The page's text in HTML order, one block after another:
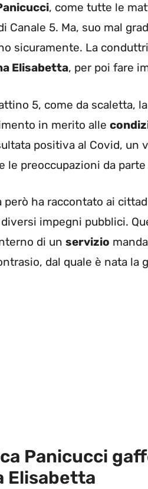
, come tutte le
Canale 5. Ma, suo mal
sicuramente. La
Elisabetta, per poi fare
5, come da scaletta,
in merito alle
positiva al Covid, un
le preoccupazioni da
però ha raccontato ai
impegni pubblici.
di un servizio
dal quale è nata la
Panicucci
Elisabetta